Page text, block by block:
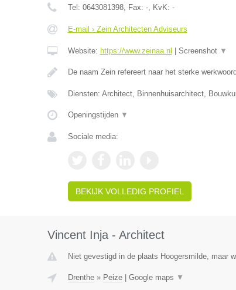
Tel: 0643081398, Fax: -, KvK: -
E-mail › Zein Architecten Adviseurs
Website: https://www.zeinaa.nl Screenshot ▼
De naam Zein refereert naar het sterke
Diensten: Architect, Binnenhuisarchitect,
Openingstijden ▼
Sociale media:
BEKIJK VOLLEDIG PROFIEL
Vincent Inja - Architect
Niet gevestigd in de plaats Hoogersmilde, maar
Drenthe» Peize| Google maps ▼